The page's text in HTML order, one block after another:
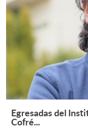
Egresadas del
Cofré...